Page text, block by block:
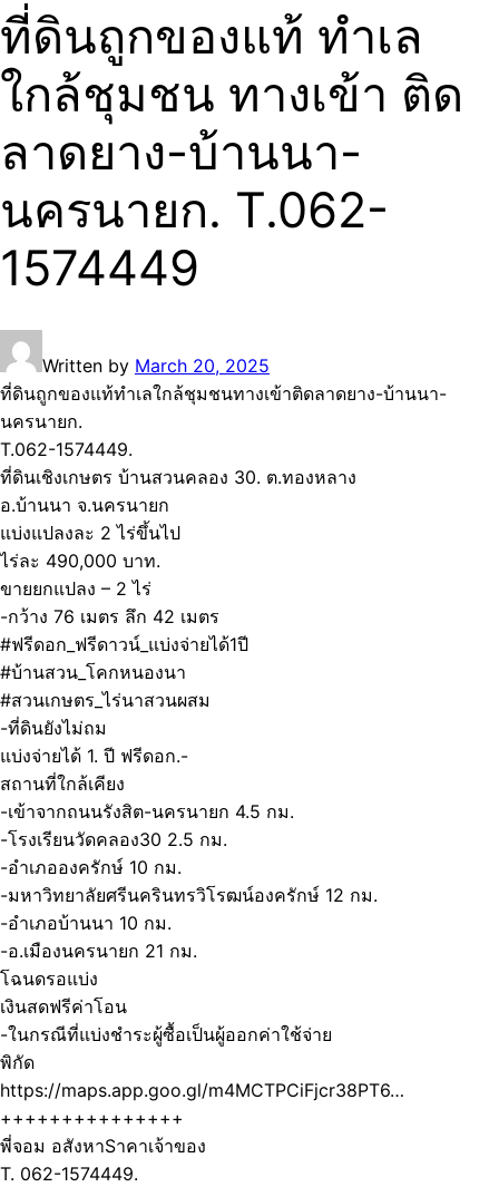
ที่ดินถูกของแท้ ทำเล
ใกล้ชุมชน ทางเข้า ติด
ลาดยาง-บ้านนา-
นครนายก. T.062-
1574449
Written by March 20, 2025
ที่ดินถูกของแท้ทำเลใกล้ชุมชนทางเข้าติดลาดยาง-บ้านนา-
นครนายก.
T.062-1574449.
ที่ดินเชิงเกษตร บ้านสวนคลอง 30. ต.ทองหลาง
อ.บ้านนา จ.นครนายก
แบ่งแปลงละ 2 ไร่ขึ้นไป
ไร่ละ 490,000 บาท.
ขายยกแปลง – 2 ไร่
-กว้าง 76 เมตร ลึก 42 เมตร
#ฟรีดอก_ฟรีดาวน์_แบ่งจ่ายได้1ปี
#บ้านสวน_โคกหนองนา
#สวนเกษตร_ไร่นาสวนผสม
-ที่ดินยังไม่ถม
แบ่งจ่ายได้ 1. ปี ฟรีดอก.-
สถานที่ใกล้เคียง
-เข้าจากถนนรังสิต-นครนายก 4.5 กม.
-โรงเรียนวัดคลอง30 2.5 กม.
-อำเภอองครักษ์ 10 กม.
-มหาวิทยาลัยศรีนครินทรวิโรฒน์องครักษ์ 12 กม.
-อำเภอบ้านนา 10 กม.
-อ.เมืองนครนายก 21 กม.
โฉนดรอแบ่ง
เงินสดฟรีค่าโอน
-ในกรณีที่แบ่งชำระผู้ซื้อเป็นผู้ออกค่าใช้จ่าย
พิกัด
https://maps.app.goo.gl/m4MCTPCiFjcr38PT6…
+++++++++++++++
พี่จอม อสังหาSาคาเจ้าของ
T. 062-1574449.